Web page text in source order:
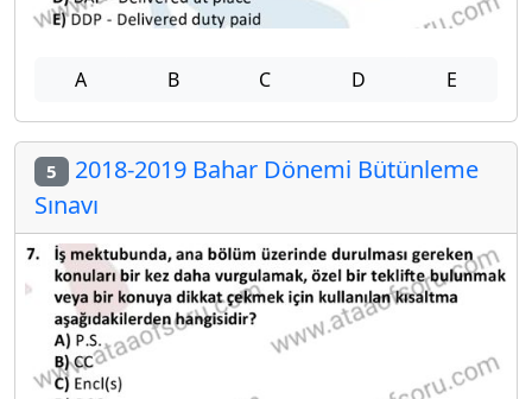
A B C D E
5 2018-2019 Bahar Dönemi Bütünleme
Sınavı